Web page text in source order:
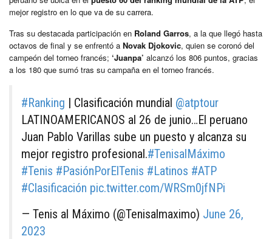
mejor registro en lo que va de su carrera.
Tras su destacada participación en Roland Garros, a la que llegó hasta
octavos de final y se enfrentó a Novak Djokovic, quien se coronó del
campeón del torneo francés; ‘Juanpa’ alcanzó los 806 puntos, gracias
a los 180 que sumó tras su campaña en el torneo francés.
#Ranking | Clasificación mundial @atptour
LATINOAMERICANOS al 26 de junio…El peruano
Juan Pablo Varillas sube un puesto y alcanza su
mejor registro profesional.#TenisalMáximo
#Tenis #PasiónPorElTenis #Latinos #ATP
#Clasificación pic.twitter.com/WRSm0jfNPi
— Tenis al Máximo (@Tenisalmaximo) June 26,
2023